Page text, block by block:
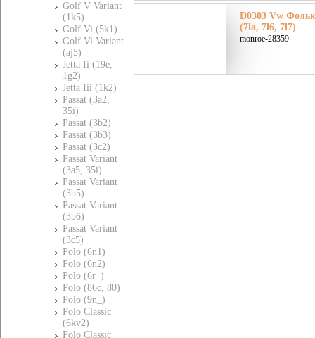
Golf V Variant
(1k5)
Golf Vi (5k1)
Golf Vi Variant
(aj5)
Jetta Ii (19e,
1g2)
Jetta Iii (1k2)
Passat (3a2,
35i)
Passat (3b2)
Passat (3b3)
Passat (3c2)
Passat Variant
(3a5, 35i)
Passat Variant
(3b5)
Passat Variant
(3b6)
Passat Variant
(3c5)
Polo (6n1)
Polo (6n2)
Polo (6r_)
Polo (86c, 80)
Polo (9n_)
Polo Classic
(6kv2)
Polo Classic
D0303 Vw
(7la, 7l6, 7l7)
monroe-28359